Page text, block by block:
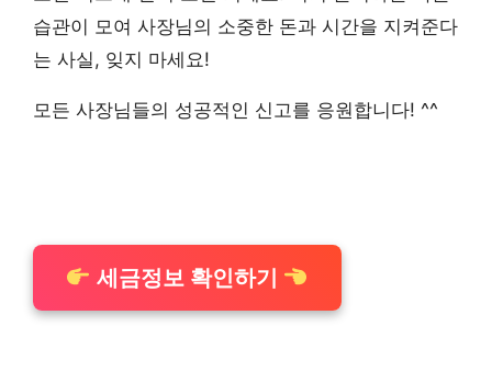
습관이 모여 사장님의 소중한 돈과 시간을 지켜준다
는 사실, 잊지 마세요!
모든 사장님들의 성공적인 신고를 응원합니다! ^^
세금정보 확인하기